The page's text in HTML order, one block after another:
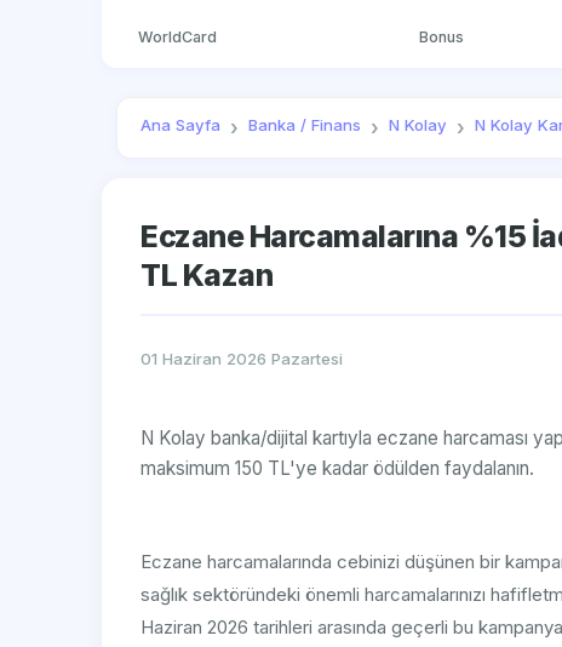
WorldCard Bonus
Ana Sayfa Banka / Finans N Kolay N Kolay
Eczane Harcamalarına %15
TL Kazan
01 Haziran 2026 Pazartesi
N Kolay banka/dijital kartıyla eczane harcaması
maksimum 150 TL'ye kadar ödülden faydalanın.
Eczane harcamalarında cebinizi düşünen bir
sağlık sektöründeki önemli harcamalarınızı
Haziran 2026 tarihleri arasında geçerli bu